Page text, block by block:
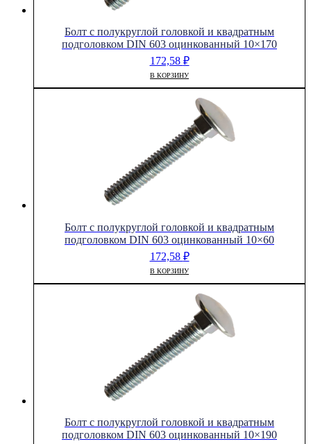
Болт с полукруглой головкой и квадратным
подголовком DIN 603 оцинкованный 10×170
172,58 ₽
В КОРЗИНУ
Болт с полукруглой головкой и квадратным
подголовком DIN 603 оцинкованный 10×60
172,58 ₽
В КОРЗИНУ
Болт с полукруглой головкой и квадратным
подголовком DIN 603 оцинкованный 10×190